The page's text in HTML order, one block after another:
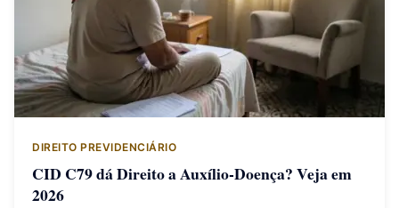
DIREITO PREVIDENCIÁRIO
CID C79 dá Direito a Auxílio-Doença? Veja em
2026